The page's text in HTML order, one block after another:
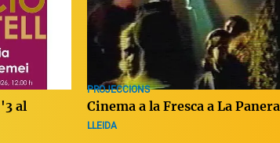
al
PROJECCIONS
Cinema a la Fresca a La Panera
LLEIDA